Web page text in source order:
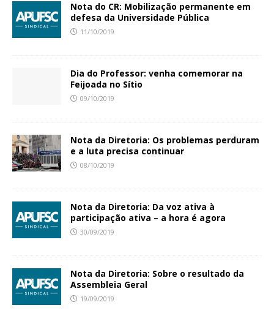
Nota do CR: Mobilização permanente em
defesa da Universidade Pública
11/10/2019
Dia do Professor: venha comemorar na
Feijoada no Sítio
09/10/2019
Nota da Diretoria: Os problemas perduram
e a luta precisa continuar
08/10/2019
Nota da Diretoria: Da voz ativa à
participação ativa – a hora é agora
30/09/2019
Nota da Diretoria: Sobre o resultado da
Assembleia Geral
19/09/2019